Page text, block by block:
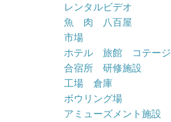
レンタルビデオ
魚 肉 八百屋
市場
ホテル 旅館 コテージ
合宿所 研修施設
工場 倉庫
ボウリング場
アミューズメント施設